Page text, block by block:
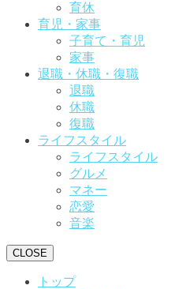
育休
育児・家事
子育て・育児
家事
退職・休職・復職
退職
休職
復職
ライフスタイル
ライフスタイル
グルメ
マネー
恋愛
音楽
CLOSE
トップ